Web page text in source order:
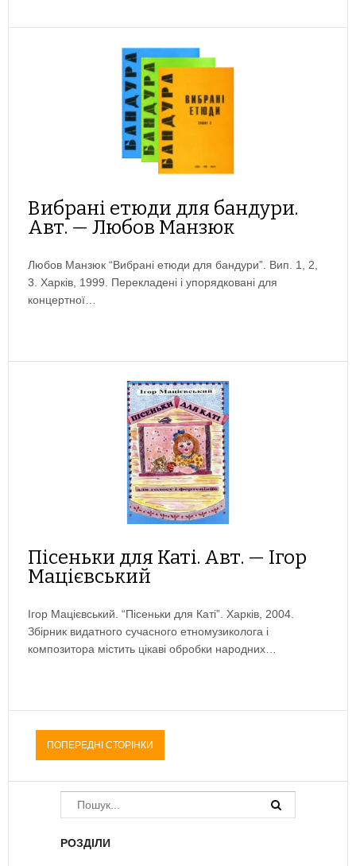
Вибрані етюди для бандури.
Авт. — Любов Манзюк
Любов Манзюк “Вибрані етюди для бандури”. Вип. 1, 2,
3. Харків, 1999. Перекладені і упорядковані для
концертної…
Пісеньки для Каті. Авт. — Ігор
Мацієвський
Ігор Мацієвський. “Пісеньки для Каті”. Харків, 2004.
Збірник видатного сучасного етномузиколога і
композитора містить цікаві обробки народних…
ПОПЕРЕДНІ СТОРІНКИ
РОЗДІЛИ